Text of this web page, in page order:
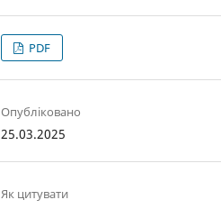
PDF
Опубліковано
25.03.2025
Як цитувати